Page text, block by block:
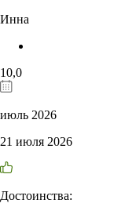
Инна
10,0
июль 2026
21 июля 2026
Достоинства: